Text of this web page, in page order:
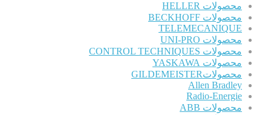
محصولات HELLER
محصولات BECKHOFF
TELEMECANIQUE
محصولات UNI-PRO
محصولات CONTROL TECHNIQUES
محصولات YASKAWA
محصولاتGILDEMEISTER
Allen Bradley
Radio-Energie
محصولات ABB